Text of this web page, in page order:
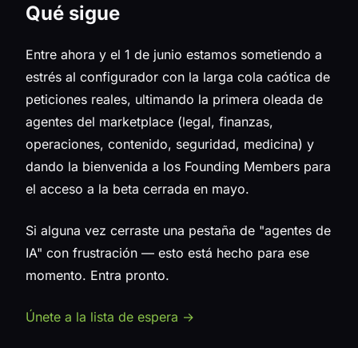
Qué sigue
Entre ahora y el 1 de junio estamos sometiendo a
estrés al configurador con la larga cola caótica de
peticiones reales, ultimando la primera oleada de
agentes del marketplace (legal, finanzas,
operaciones, contenido, seguridad, medicina) y
dando la bienvenida a los Founding Members para
el acceso a la beta cerrada en mayo.
Si alguna vez cerraste una pestaña de "agentes de
IA" con frustración — esto está hecho para ese
momento. Entra pronto.
Únete a la lista de espera →